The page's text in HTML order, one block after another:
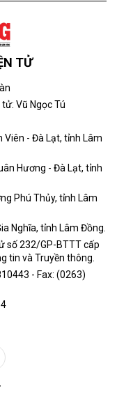
TỬ
Vũ Ngọc Tú
Viên - Đà Lạt, tỉnh Lâm
Hương - Đà Lạt, tỉnh
Phú Thủy, tỉnh Lâm
Nghĩa, tỉnh Lâm Đồng.
số 232/GP-BTTT cấp
tin và Truyền thông.
- Fax: (0263)